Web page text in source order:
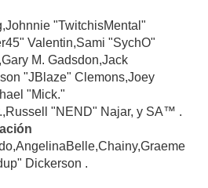
"TwitchisMental"
Valentin,Sami "SychO"
M. Gadsdon,Jack
"JBlaze" Clemons,Joey
"Mick."
"NEND" Najar, y SA™ .
Dickerson .